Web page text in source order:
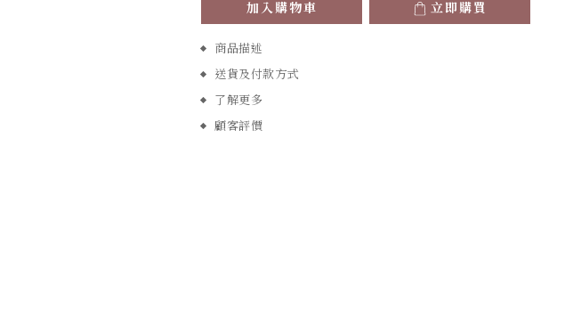
加入購物車 立即購買
商品描述
送貨及付款方式
了解更多
顧客評價